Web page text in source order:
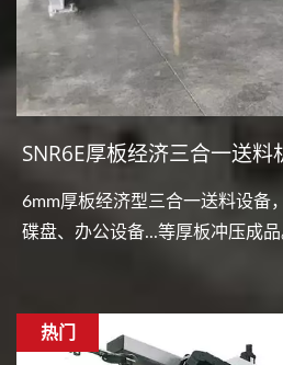
SNR6E厚板经济三合一送料
6mm厚板经济型三合一送料设备
碟盘、办公设备...等厚板冲压成品
热门